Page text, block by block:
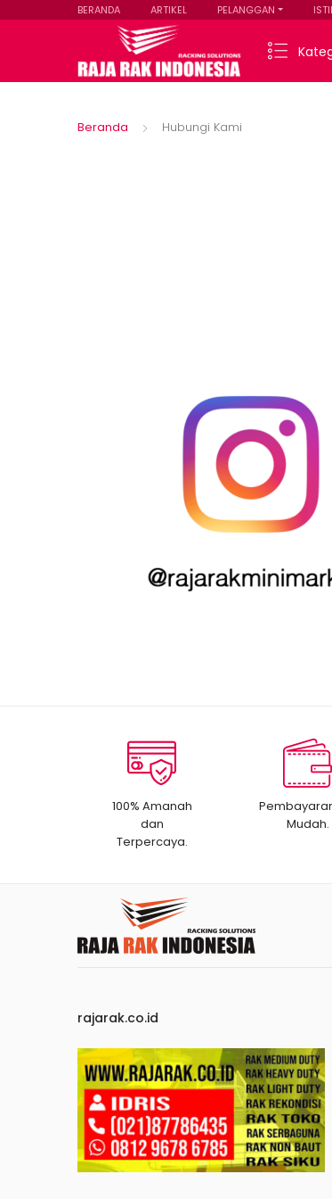
BERANDA ARTIKEL PELANGGAN
Beranda Hubungi Kami
100% Amanah
dan
Terpercaya.
Mudah.
rajarak.co.id